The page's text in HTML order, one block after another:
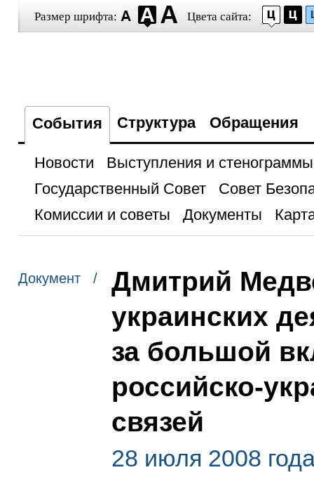
Размер шрифта: Цвета сайта:
События Структура Обращения
Новости
Выступления и стенограммы
Государственный Совет
Совет
Комиссии и советы
Документы
Документ /
Дмитрий
украинских
за большой
российско-
связей
28 июля 2008